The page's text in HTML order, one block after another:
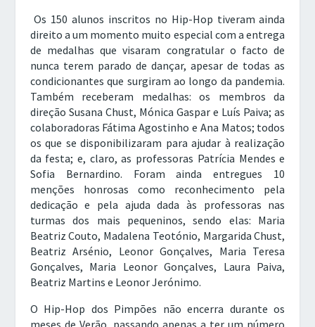
Os 150 alunos inscritos no Hip-Hop tiveram ainda
direito a um momento muito especial com a entrega
de medalhas que visaram congratular o facto de
nunca terem parado de dançar, apesar de todas as
condicionantes que surgiram ao longo da pandemia.
Também receberam medalhas: os membros da
direção Susana Chust, Mónica Gaspar e Luís Paiva; as
colaboradoras Fátima Agostinho e Ana Matos; todos
os que se disponibilizaram para ajudar à realização
da festa; e, claro, as professoras Patrícia Mendes e
Sofia Bernardino. Foram ainda entregues 10
menções honrosas como reconhecimento pela
dedicação e pela ajuda dada às professoras nas
turmas dos mais pequeninos, sendo elas: Maria
Beatriz Couto, Madalena Teotónio, Margarida Chust,
Beatriz Arsénio, Leonor Gonçalves, Maria Teresa
Gonçalves, Maria Leonor Gonçalves, Laura Paiva,
Beatriz Martins e Leonor Jerónimo.
O Hip-Hop dos Pimpões não encerra durante os
meses de Verão, passando apenas a ter um número